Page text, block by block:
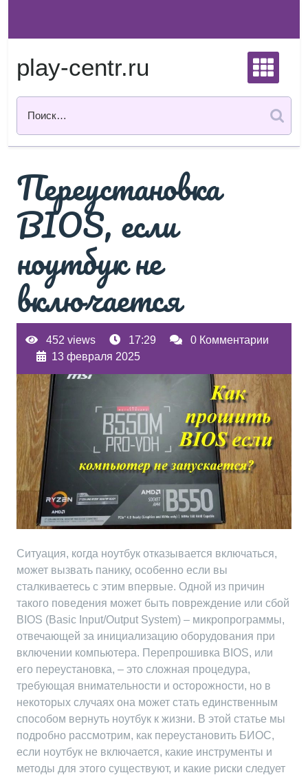
содержимому
play-centr.ru
Переустановка
BIOS, если
ноутбук не
включается
452 views 17:29
0 Комментарии
13 февраля 2025
Ситуация, когда ноутбук отказывается включаться,
может вызвать панику, особенно если вы
сталкиваетесь с этим впервые. Одной из причин
такого поведения может быть повреждение или сбой
BIOS (Basic Input/Output System) – микропрограммы,
отвечающей за инициализацию оборудования при
включении компьютера. Перепрошивка BIOS, или
его переустановка, – это сложная процедура,
требующая внимательности и осторожности, но в
некоторых случаях она может стать единственным
способом вернуть ноутбук к жизни. В этой статье мы
подробно рассмотрим, как переустановить БИОС,
если ноутбук не включается, какие инструменты и
методы для этого существуют, и какие риски следует